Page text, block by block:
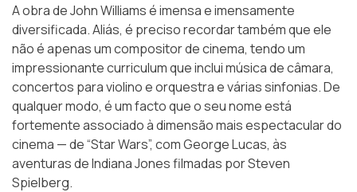
A obra de John Williams é imensa e imensamente
diversificada. Aliás, é preciso recordar também que ele
não é apenas um compositor de cinema, tendo um
impressionante curriculum que inclui música de câmara,
concertos para violino e orquestra e várias sinfonias. De
qualquer modo, é um facto que o seu nome está
fortemente associado à dimensão mais espectacular do
cinema — de “Star Wars”, com George Lucas, às
aventuras de Indiana Jones filmadas por Steven
Spielberg.